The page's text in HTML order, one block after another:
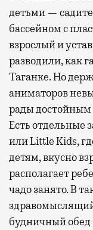
детьми —
бассейном с
взрослый и
разводили, как
Таганке. Но
аниматоров
рады
Есть отдельные
или Little Kids,
детям, вкусно
располагает
чадо занято. В
будничный обед